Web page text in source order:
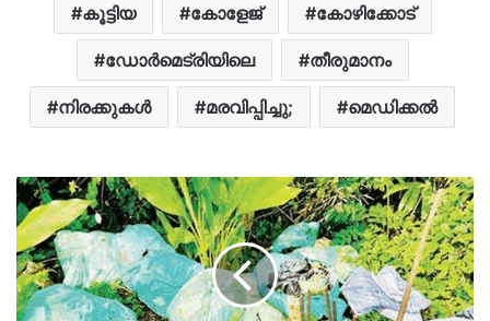
കൂട്ടിയ കോളേജ് കോഴിക്കോട്
ഡോർമെട്രിയിലെ തീരുമാനം
നിരക്കുകൾ മരവിപ്പിച്ചു; മെഡിക്കൽ